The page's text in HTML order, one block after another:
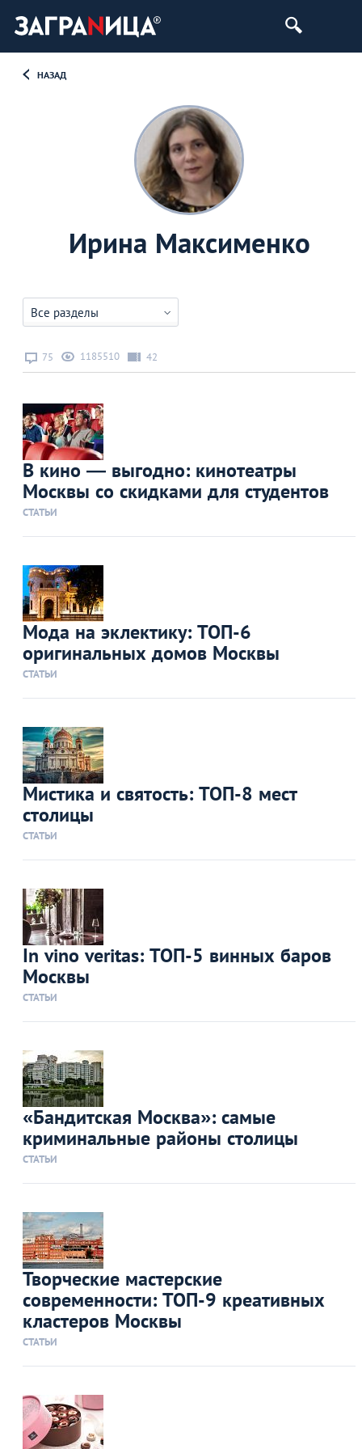
НАЗАД
Ирина Максименко
Все разделы
75 1185510 42
В кино — выгодно: кинотеатры
Москвы со скидками для студентов
СТАТЬИ
Мода на эклектику: ТОП-6
оригинальных домов Москвы
СТАТЬИ
Мистика и святость: ТОП-8 мест
столицы
СТАТЬИ
In vino veritas: ТОП-5 винных баров
Москвы
СТАТЬИ
«Бандитская Москва»: самые
криминальные районы столицы
СТАТЬИ
Творческие мастерские
современности: ТОП-9 креативных
кластеров Москвы
СТАТЬИ